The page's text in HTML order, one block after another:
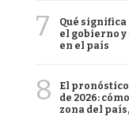
7
Qué
el gobierno y
en el país
8
El
de 2026:
zona del